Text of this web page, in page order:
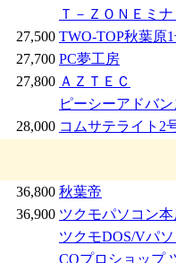
Ｔ－ＺＯＮＥミ
27,500 TWO-TOP秋葉原
27,700 PC夢工房
27,800 ＡＺＴＥＣ
ピーシーアドバ
28,000 コムサテライト2
36,800 秋葉帝
36,900 ツクモパソコン
ツクモDOS/Vパ
CQプロショップ